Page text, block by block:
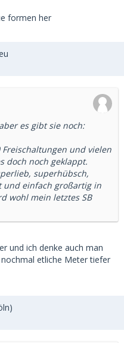
zurückholen. Somit
- aber ebenso vergänglich
oder Jahre -
befriedigt, was man
Lauf der Welt, Was
diesen Weg
formen her
es gibt sie noch:
Freischaltungen und vielen
doch noch geklappt.
superhübsch,
und einfach großartig in
wohl mein letztes SB
und ich denke auch man
etliche Meter tiefer